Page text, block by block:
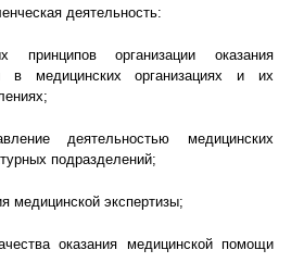
деятельность:
принципов организации оказания
в медицинских организациях и их
деятельностью медицинских
подразделений;
медицинской экспертизы;
оказания медицинской помощи